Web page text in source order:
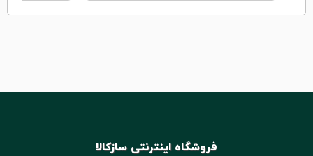
فروشگاه اینترنتی سازکالا